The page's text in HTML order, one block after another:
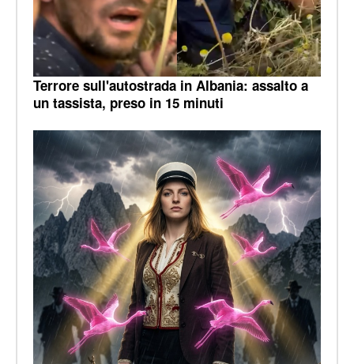
Terrore sull'autostrada in Albania: assalto a
un tassista, preso in 15 minuti